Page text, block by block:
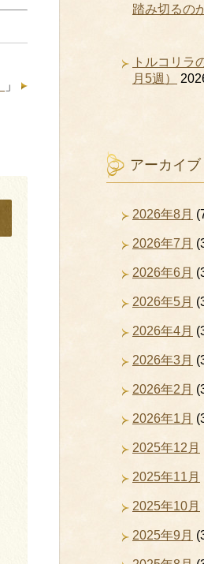
」
踏み切るの
トルコリラ
月5週）
アーカイブ
2026年8月
2026年7月
2026年6月
2026年5月
2026年4月
2026年3月
2026年2月
2026年1月
2025年12月
2025年11月
2025年10月
2025年9月